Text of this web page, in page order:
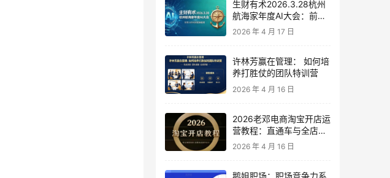
生财有术2026.3.28杭州
航海家年度AI大会：前沿
趋势×落地案例×技能图谱
2026 年 4 月 17 日
许林芳赢在管理： 如何培
养打胜仗的团队特训营
2026 年 4 月 16 日
2026老邓电商淘宝开店运
营教程：直通车与全店推
广系统课
2026 年 4 月 16 日